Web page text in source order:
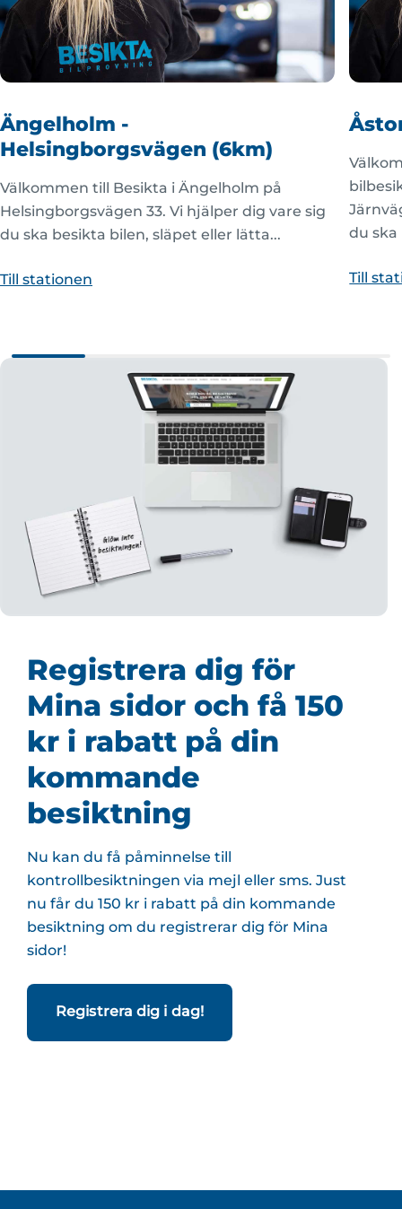
Ängelholm -
Helsingborgsvägen (6km)
Välkommen till Besikta i Ängelholm på
Helsingborgsvägen 33. Vi hjälper dig vare sig
du ska besikta bilen, släpet eller lätta...
Till stationen
du ska
Till
Registrera dig för
Mina sidor och få 150
kr i rabatt på din
kommande
besiktning
Nu kan du få påminnelse till
kontrollbesiktningen via mejl eller sms. Just
nu får du 150 kr i rabatt på din kommande
besiktning om du registrerar dig för Mina
sidor!
Registrera dig i dag!